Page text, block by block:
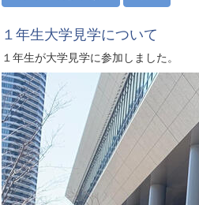
１年生大学見学について
１年生が大学見学に参加しました。